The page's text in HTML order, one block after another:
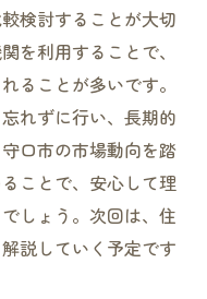
検討することが大切
を利用することで、
ることが多いです。
れずに行い、長期的
口市の市場動向を踏
ことで、安心して理
しょう。次回は、住
説していく予定です